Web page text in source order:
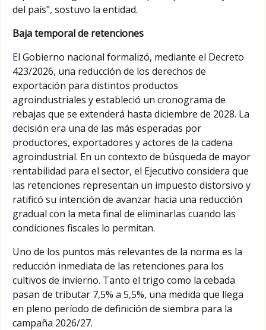
del país", sostuvo la entidad.
Baja temporal de retenciones
El Gobierno nacional formalizó, mediante el Decreto
423/2026, una reducción de los derechos de
exportación para distintos productos
agroindustriales y estableció un cronograma de
rebajas que se extenderá hasta diciembre de 2028. La
decisión era una de las más esperadas por
productores, exportadores y actores de la cadena
agroindustrial. En un contexto de búsqueda de mayor
rentabilidad para el sector, el Ejecutivo considera que
las retenciones representan un impuesto distorsivo y
ratificó su intención de avanzar hacia una reducción
gradual con la meta final de eliminarlas cuando las
condiciones fiscales lo permitan.
Uno de los puntos más relevantes de la norma es la
reducción inmediata de las retenciones para los
cultivos de invierno. Tanto el trigo como la cebada
pasan de tributar 7,5% a 5,5%, una medida que llega
en pleno período de definición de siembra para la
campaña 2026/27.